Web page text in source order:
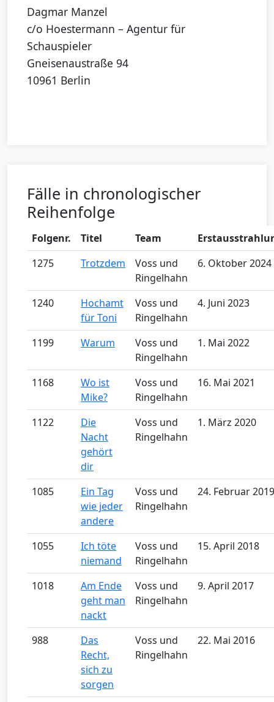
Dagmar Manzel
c/o Hoestermann – Agentur für
Schauspieler
Gneisenaustraße 94
10961 Berlin
Fälle in chronologischer
Reihenfolge
Folgenr. Titel Team
1275
Trotzdem
Voss und
Ringelhahn
6. Oktober 2024
1240
Hochamt
für Toni
Voss und
Ringelhahn
4. Juni 2023
1199 Warum
Voss und
Ringelhahn
1. Mai 2022
1168
Wo ist
Mike?
Voss und
Ringelhahn
16. Mai 2021
1122
Die
Nacht
gehört
dir
Voss und
Ringelhahn
1. März 2020
1085
Ein Tag
wie jeder
andere
Voss und
Ringelhahn
24. Februar 2019
1055
Ich töte
niemand
Voss und
Ringelhahn
15. April 2018
1018
Am Ende
geht man
nackt
Voss und
Ringelhahn
9. April 2017
988
Das
Recht,
sich zu
sorgen
Voss und
Ringelhahn
22. Mai 2016